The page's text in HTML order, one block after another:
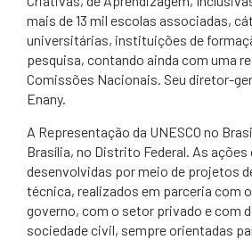
mais de 13 mil escolas associadas,
universitárias, instituições de
pesquisa, contando ainda com uma
Comissões Nacionais. Seu diretor-
Enany.
A Representação da UNESCO no
Brasília, no Distrito Federal. As
desenvolvidas por meio de projetos
técnica, realizados em parceria com
governo, com o setor privado e com
sociedade civil, sempre orientadas